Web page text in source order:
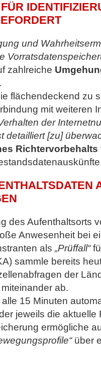
und
zahlreiche
flächendeckend zu
mit weiteren
der
detailliert [zu]
Richtervorbehalts
des Aufenthaltsorts
Anwesenheit bei
als „Prüffall“
sammle bereits
der
ab.
15 Minuten
jeweils die
ermögliche
über